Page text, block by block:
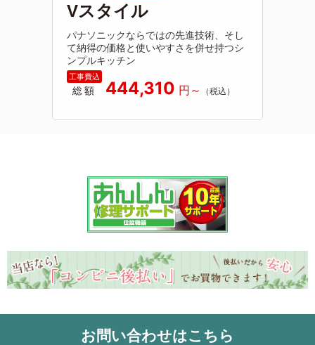
Vスタイル
パナソニックならではの先進技術、そし
て納得の価格と使いやすさを併せ持つシ
ンプルキッチン
総額 444,310
お問い合わせはこちら